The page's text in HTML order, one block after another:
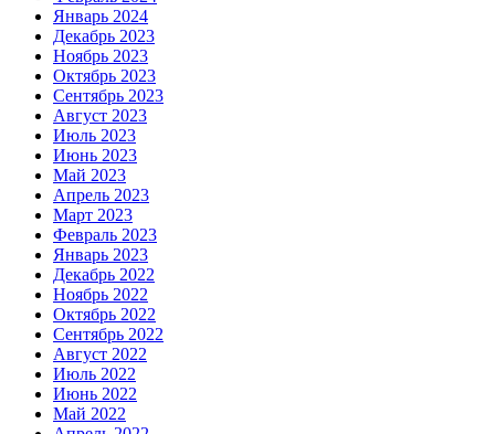
Январь 2024
Декабрь 2023
Ноябрь 2023
Октябрь 2023
Сентябрь 2023
Август 2023
Июль 2023
Июнь 2023
Май 2023
Апрель 2023
Март 2023
Февраль 2023
Январь 2023
Декабрь 2022
Ноябрь 2022
Октябрь 2022
Сентябрь 2022
Август 2022
Июль 2022
Июнь 2022
Май 2022